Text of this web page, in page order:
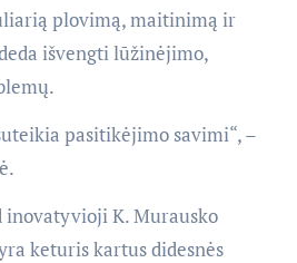
plovimą, maitinimą ir
išvengti lūžinėjimo,
pasitikėjimo savimi“, –
inovatyvioji K. Murausko
keturis kartus didesnės